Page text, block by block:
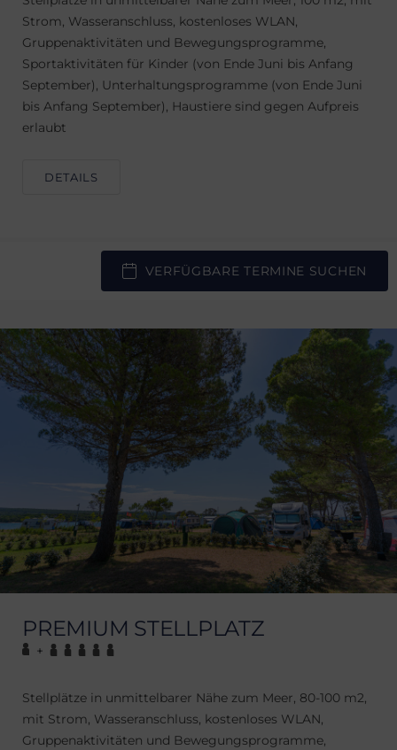
Strom, Wasseranschluss, kostenloses WLAN,
Gruppenaktivitäten und Bewegungsprogramme,
Sportaktivitäten für Kinder (von Ende Juni bis Anfang
September), Unterhaltungsprogramme (von Ende Juni
bis Anfang September), Haustiere sind gegen Aufpreis
erlaubt
DETAILS
VERFÜGBARE TERMINE SUCHEN
PREMIUM STELLPLATZ
+
Stellplätze in unmittelbarer Nähe zum Meer, 80-100 m2,
mit Strom, Wasseranschluss, kostenloses WLAN,
Gruppenaktivitäten und Bewegungsprogramme,